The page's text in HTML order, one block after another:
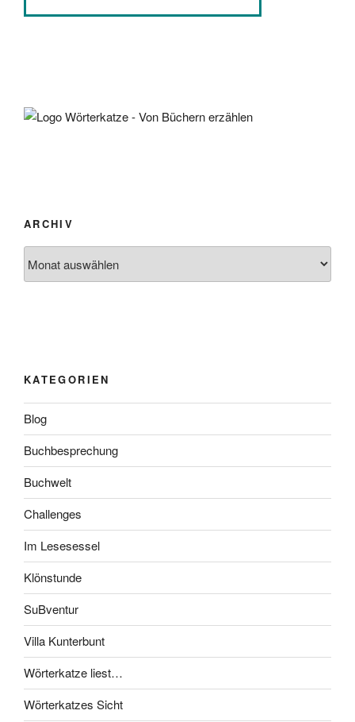
ARCHIV
KATEGORIEN
Blog
Buchbesprechung
Buchwelt
Challenges
Im Lesesessel
Klönstunde
SuBventur
Villa Kunterbunt
Wörterkatze liest…
Wörterkatzes Sicht